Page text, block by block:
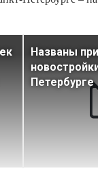
Названы
Петербурге